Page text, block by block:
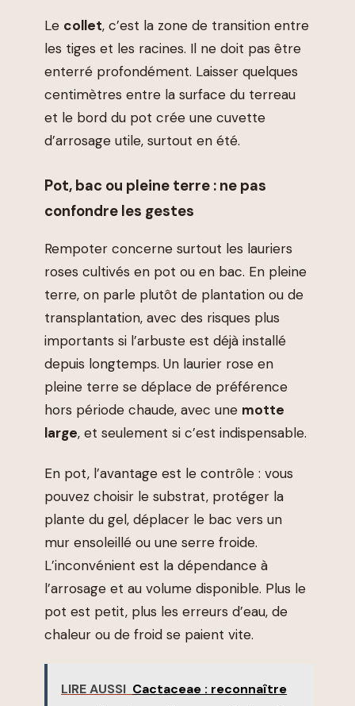
Le collet, c’est la zone de transition entre
les tiges et les racines. Il ne doit pas être
enterré profondément. Laisser quelques
centimètres entre la surface du terreau
et le bord du pot crée une cuvette
d’arrosage utile, surtout en été.
Pot, bac ou pleine terre : ne pas
confondre les gestes
Rempoter concerne surtout les lauriers
roses cultivés en pot ou en bac. En pleine
terre, on parle plutôt de plantation ou de
transplantation, avec des risques plus
importants si l’arbuste est déjà installé
depuis longtemps. Un laurier rose en
pleine terre se déplace de préférence
hors période chaude, avec une motte
large, et seulement si c’est indispensable.
En pot, l’avantage est le contrôle : vous
pouvez choisir le substrat, protéger la
plante du gel, déplacer le bac vers un
mur ensoleillé ou une serre froide.
L’inconvénient est la dépendance à
l’arrosage et au volume disponible. Plus le
pot est petit, plus les erreurs d’eau, de
chaleur ou de froid se paient vite.
LIRE AUSSI Cactaceae : reconnaître